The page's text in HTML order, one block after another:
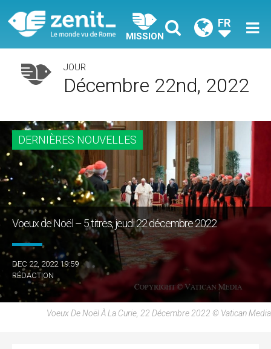
MISSION
FR
JOUR
Décembre 22nd, 2022
DERNIÈRES NOUVELLES
Voeux de Noël – 5 titres, jeudi 22 décembre 2022
DEC 22, 2022 19:59
RÉDACTION
Voeux De Noël À La Curie, 22 Décembre 2022 © Vatican Media